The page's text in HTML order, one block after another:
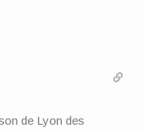
de Lyon des